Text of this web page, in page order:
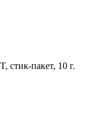
стик-пакет, 10 г.